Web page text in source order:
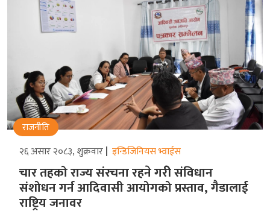
राजनीति
२६ असार २०८३, शुक्रवार इन्डिजिनियस भ्वाईस
चार तहको राज्य संरचना रहने गरीे संविधान
संशोधन गर्न आदिवासी आयोगको प्रस्ताव, गैडालाई
राष्ट्रिय जनावर